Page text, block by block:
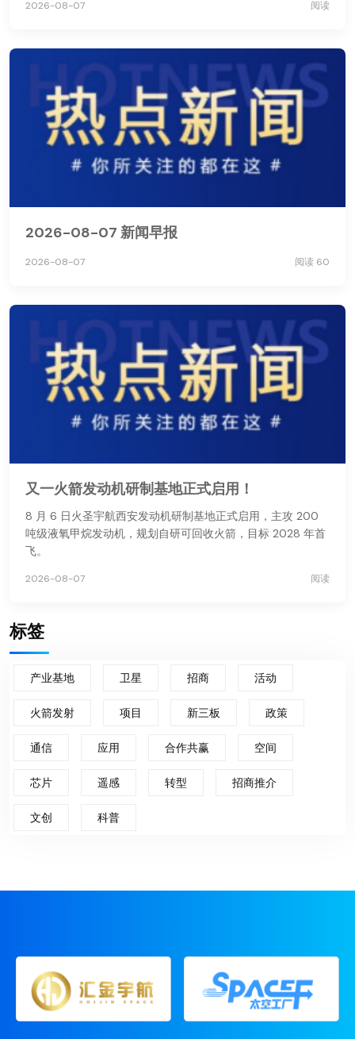
2026-08-07 阅读
2026-08-07 新闻早报
2026-08-07 阅读 60
又一火箭发动机研制基地正式启用！
8 月 6 日火圣宇航西安发动机研制基地正式启用，主攻 200
吨级液氧甲烷发动机，规划自研可回收火箭，目标 2028 年首
飞。
2026-08-07 阅读
标签
产业基地 卫星 招商 活动
火箭发射 项目 新三板 政策
通信 应用 合作共赢 空间
芯片 遥感 转型 招商推介
文创 科普